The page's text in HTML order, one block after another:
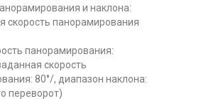
и наклона:
скорость панорамирования
панорамирования:
скорость
80°/, диапазон наклона:
переворот)